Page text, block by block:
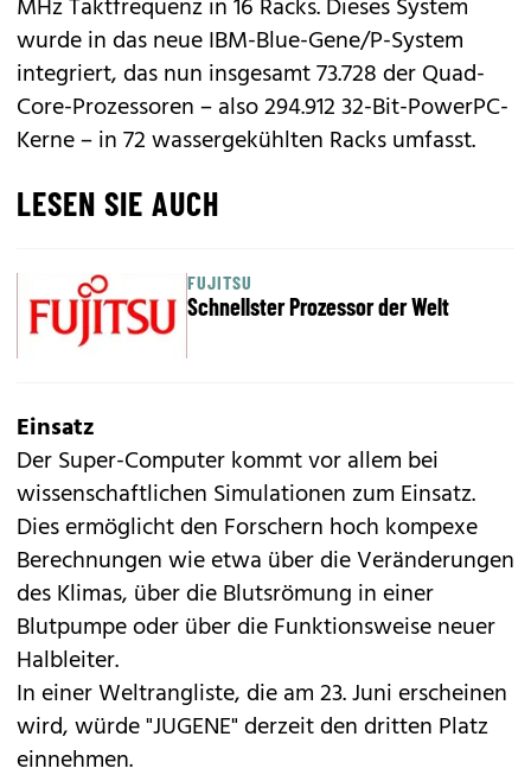
MHz Taktfrequenz in 16 Racks. Dieses System
wurde in das neue IBM-Blue-Gene/P-System
integriert, das nun insgesamt 73.728 der Quad-
Core-Prozessoren – also 294.912 32-Bit-PowerPC-
Kerne – in 72 wassergekühlten Racks umfasst.
LESEN SIE AUCH
FUJITSU
Schnellster Prozessor der Welt
Einsatz
Der Super-Computer kommt vor allem bei
wissenschaftlichen Simulationen zum Einsatz.
Dies ermöglicht den Forschern hoch kompexe
Berechnungen wie etwa über die Veränderungen
des Klimas, über die Blutsrömung in einer
Blutpumpe oder über die Funktionsweise neuer
Halbleiter.
In einer Weltrangliste, die am 23. Juni erscheinen
wird, würde "JUGENE" derzeit den dritten Platz
einnehmen.